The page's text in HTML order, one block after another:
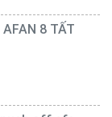
AFAN 8 TẤT
push off cfs-